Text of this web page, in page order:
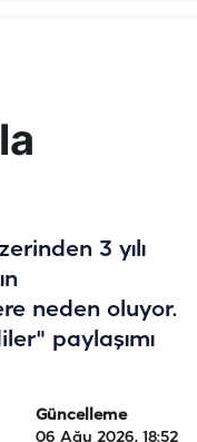
3 yılı
neden oluyor.
paylaşımı
Güncelleme
06 Ağu 2026, 18:52